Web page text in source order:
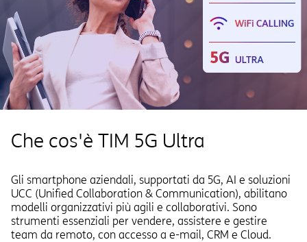
Che cos'è TIM 5G Ultra
Gli smartphone aziendali, supportati da 5G, AI e soluzioni
UCC (Unified Collaboration & Communication), abilitano
modelli organizzativi più agili e collaborativi. Sono
strumenti essenziali per vendere, assistere e gestire
team da remoto, con accesso a e-mail, CRM e Cloud.